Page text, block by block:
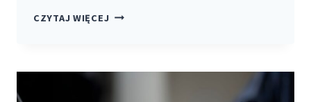
CZYTAJ WIĘCEJNAJLEPSZE
EKONOMICZNE: